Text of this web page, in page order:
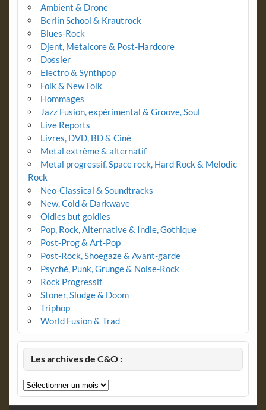
Ambient & Drone
Berlin School & Krautrock
Blues-Rock
Djent, Metalcore & Post-Hardcore
Dossier
Electro & Synthpop
Folk & New Folk
Hommages
Jazz Fusion, expérimental & Groove, Soul
Live Reports
Livres, DVD, BD & Ciné
Metal extrême & alternatif
Metal progressif, Space rock, Hard Rock & Melodic
Rock
Neo-Classical & Soundtracks
New, Cold & Darkwave
Oldies but goldies
Pop, Rock, Alternative & Indie, Gothique
Post-Prog & Art-Pop
Post-Rock, Shoegaze & Avant-garde
Psyché, Punk, Grunge & Noise-Rock
Rock Progressif
Stoner, Sludge & Doom
Triphop
World Fusion & Trad
Les archives de C&O :
Les
archives